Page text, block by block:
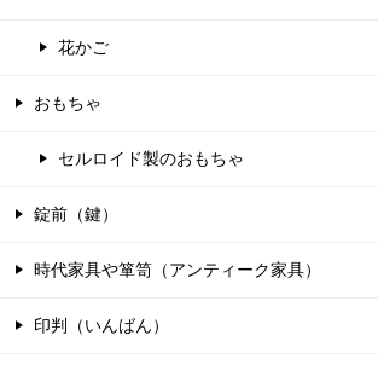
花かご
おもちゃ
セルロイド製のおもちゃ
錠前（鍵）
時代家具や箪笥（アンティーク家具）
印判（いんばん）